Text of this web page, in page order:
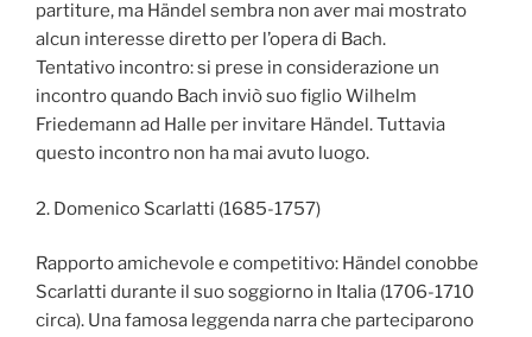
partiture, ma Händel sembra non aver mai mostrato
alcun interesse diretto per l’opera di Bach.
Tentativo incontro: si prese in considerazione un
incontro quando Bach inviò suo figlio Wilhelm
Friedemann ad Halle per invitare Händel. Tuttavia
questo incontro non ha mai avuto luogo.
2. Domenico Scarlatti (1685-1757)
Rapporto amichevole e competitivo: Händel conobbe
Scarlatti durante il suo soggiorno in Italia (1706-1710
circa). Una famosa leggenda narra che parteciparono